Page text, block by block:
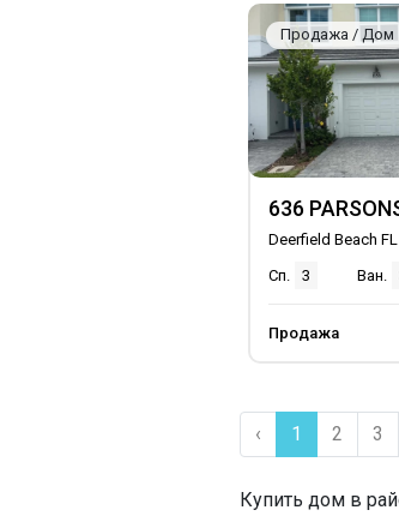
Продажа / Дом
636
Deerfield Beach
Сп.
3 Ван.
Продажа
‹ 1 2 3
Купить дом в